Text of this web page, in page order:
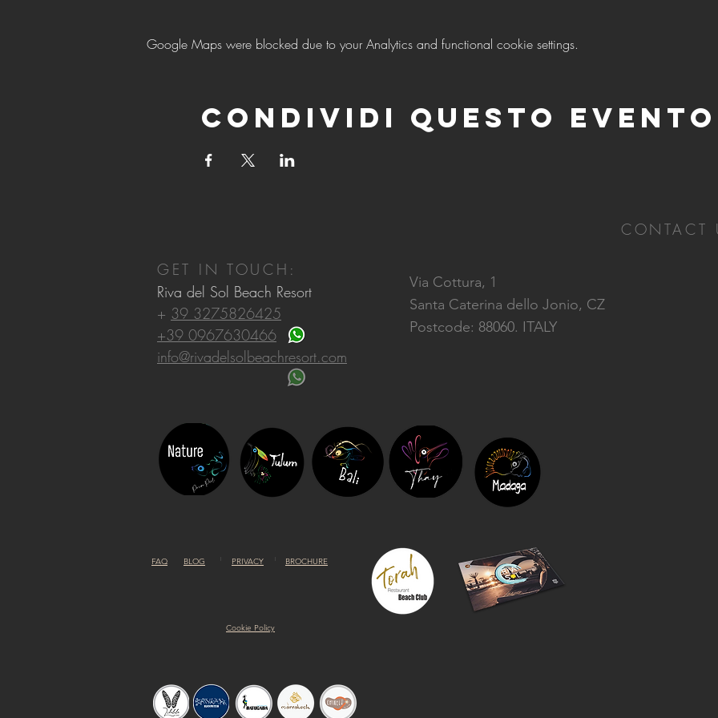
Google Maps were blocked due to your Analytics and functional cookie settings.
Condividi questo evento
GET IN TOUCH:
Riva del Sol Beach Resort
+ 39 3275826425
+39 0967630466
info@rivadelsolbeachresort.com
Via Cottura, 1
Santa Caterina dello Jonio, CZ
Postcode: 88060. ITALY
FAQ BLOG PRIVACY BROCHURE
Cookie Policy
CONTACT